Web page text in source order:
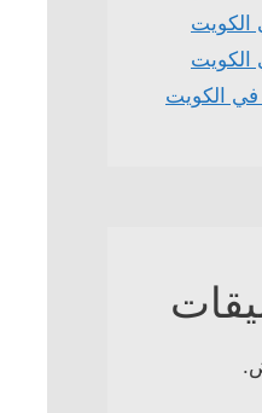
الكويت
الكويت
في الكويت